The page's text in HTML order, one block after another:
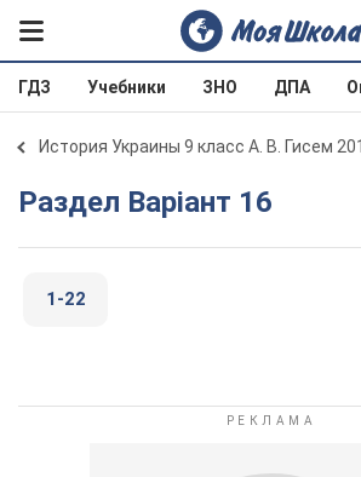
ГДЗ Учебники ЗНО ДПА
История Украины 9 класс А. В. Гисем
Раздел Варіант 16
1-22